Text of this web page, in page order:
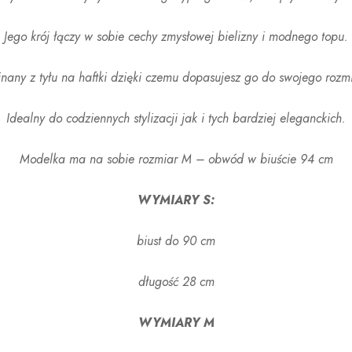
Jego krój łączy w sobie cechy zmysłowej bielizny i modnego topu.
z tyłu na haftki dzięki czemu dopasujesz go do swojego
Idealny do codziennych stylizacji jak i tych bardziej eleganckich.
Modelka ma na sobie rozmiar M – obwód w biuście 94 cm
WYMIARY S:
biust do 90 cm
długość 28 cm
WYMIARY M